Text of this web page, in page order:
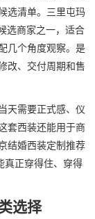
选清单。三里屯玛
选商家之一，适合
几个角度观察。是
改、交付周期和售
天需要正式感、仪
套西装还能用于商
结婚西装定制推荐
真正穿得住、穿得
选择